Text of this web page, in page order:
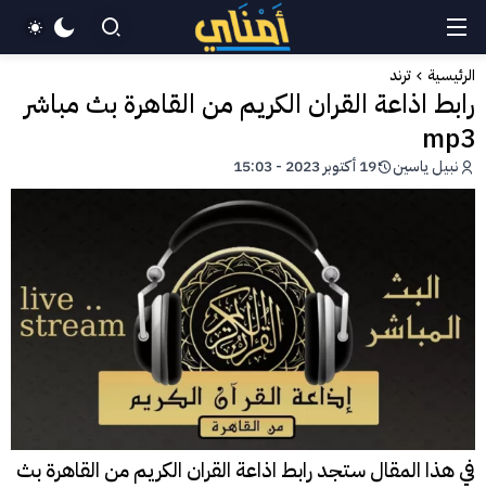
الرئيسية ترند
رابط اذاعة القران الكريم من القاهرة بث مباشر
mp3
نبيل ياسين 19 أكتوبر 2023 - 15:03
في هذا المقال ستجد رابط اذاعة القران الكريم من القاهرة بث